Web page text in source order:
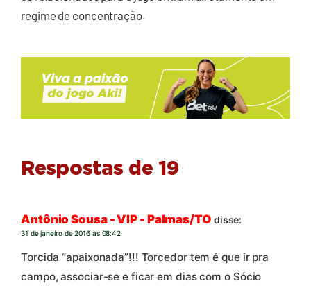
regime de concentração.
Respostas de 19
Antônio Sousa - VIP - Palmas/TO disse:
31 de janeiro de 2016 às 08:42
Torcida “apaixonada”!!! Torcedor tem é que ir pra
campo, associar-se e ficar em dias com o Sócio